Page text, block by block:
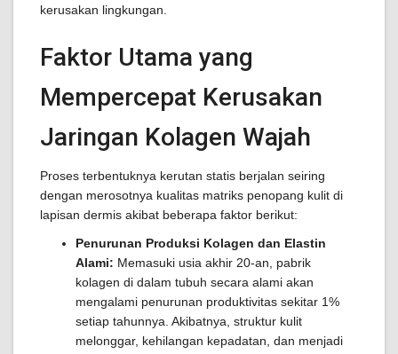
kerusakan lingkungan.
Faktor Utama yang
Mempercepat Kerusakan
Jaringan Kolagen Wajah
Proses terbentuknya kerutan statis berjalan seiring
dengan merosotnya kualitas matriks penopang kulit di
lapisan dermis akibat beberapa faktor berikut:
Penurunan Produksi Kolagen dan Elastin
Alami: Memasuki usia akhir 20-an, pabrik
kolagen di dalam tubuh secara alami akan
mengalami penurunan produktivitas sekitar 1%
setiap tahunnya. Akibatnya, struktur kulit
melonggar, kehilangan kepadatan, dan menjadi